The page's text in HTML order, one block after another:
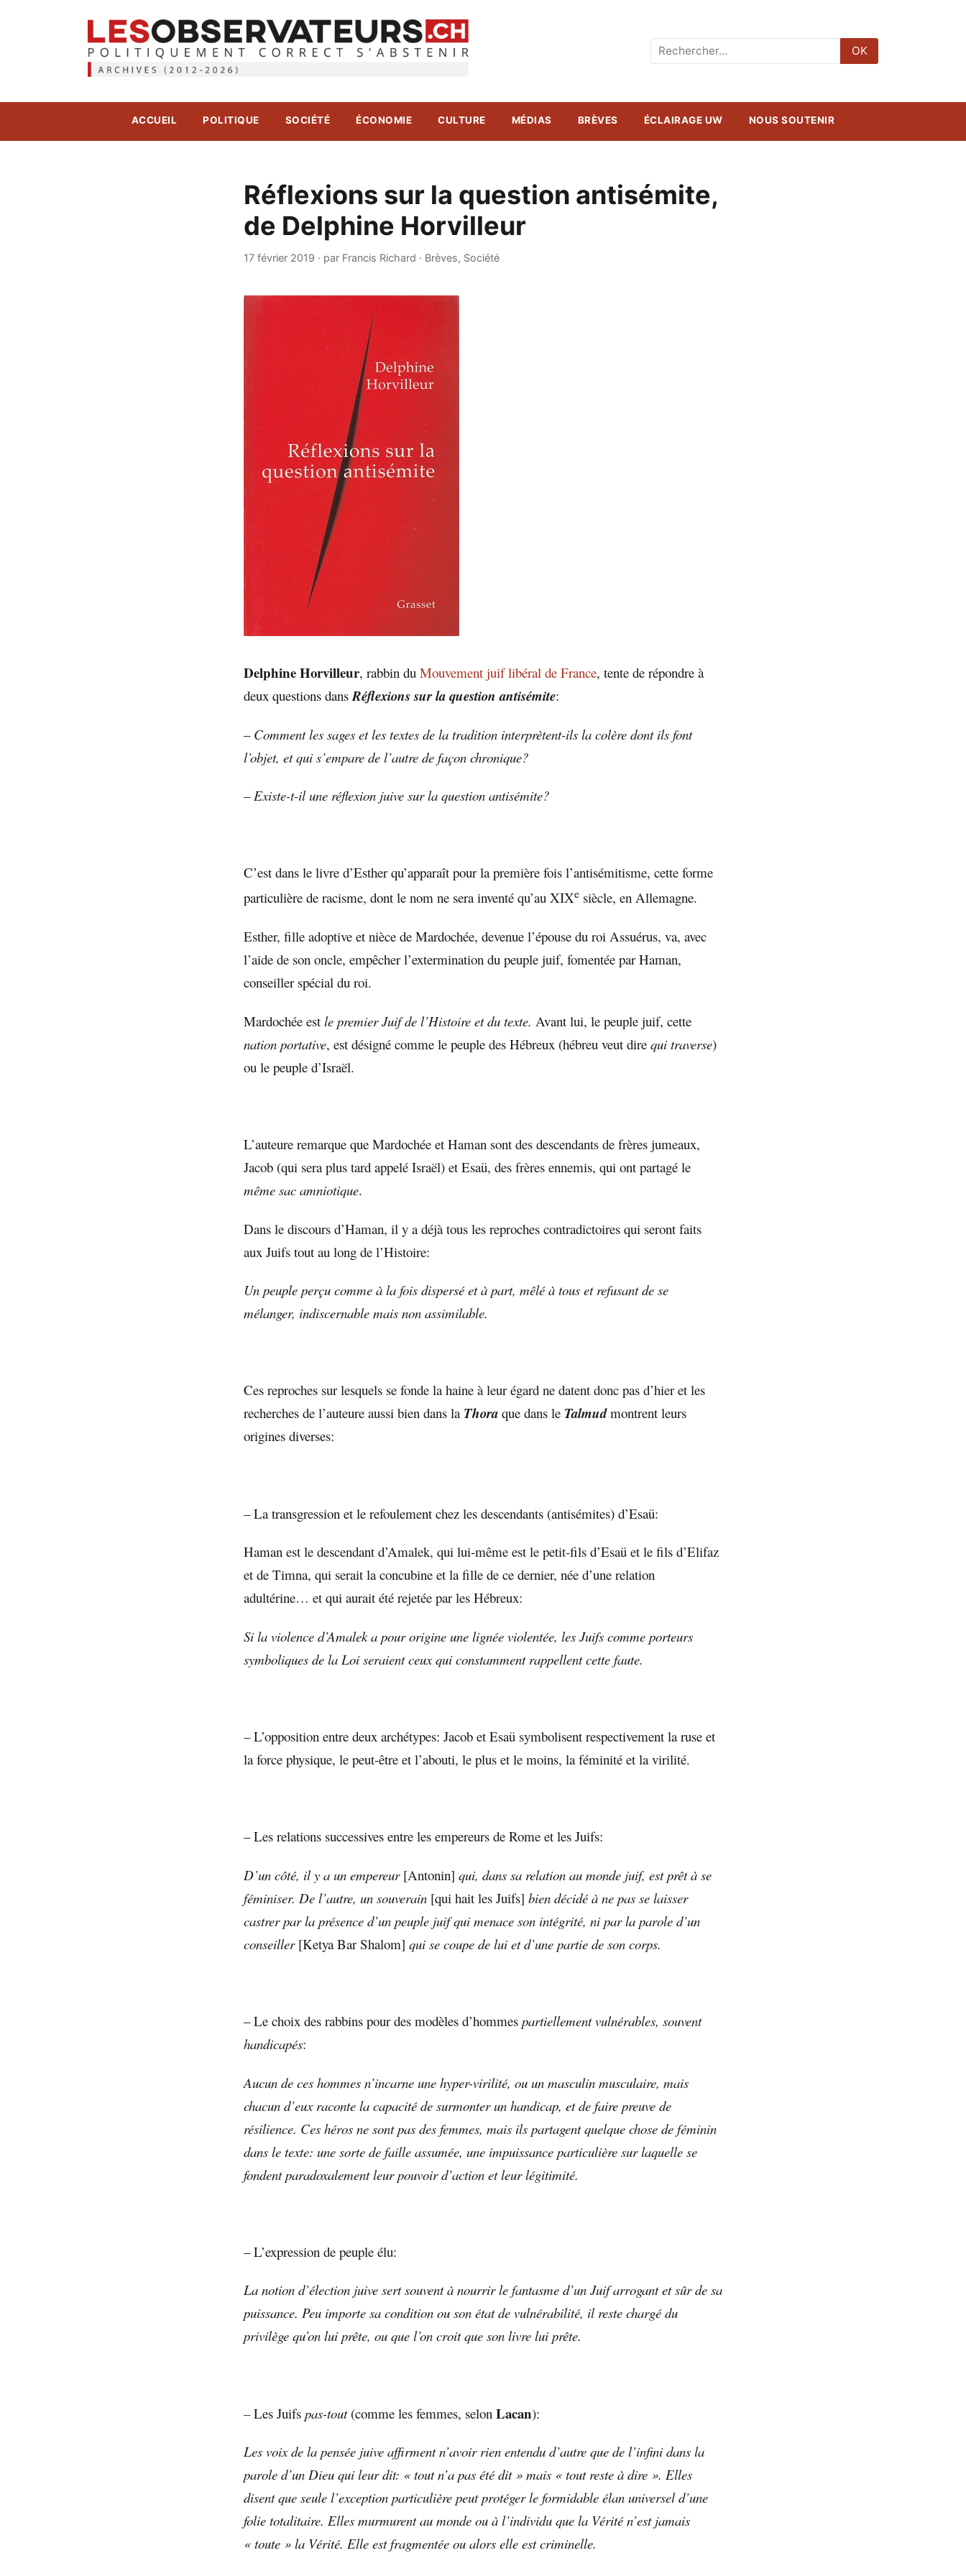
Rechercher
:
OK
ACCUEIL POLITIQUE SOCIÉTÉ ÉCONOMIE CULTURE MÉDIAS BRÈVES ÉCLAIRAGE UW NOUS SOUTENIR
Réflexions sur la question antisémite,
de Delphine Horvilleur
17 février 2019 · par Francis Richard · Brèves, Société
Delphine Horvilleur, rabbin du Mouvement juif libéral de France, tente de répondre à
deux questions dansRéflexions sur la question antisémite:
– Comment les sages et les textes de la tradition interprètent-ils la colère dont ils font
l’objet, et qui s’empare de l’autre de façon chronique?
–Existe-t-il une réflexion juive sur la question antisémite?
C’est dans le livre d’Esther qu’apparaît pour la première fois l’antisémitisme, cette forme
particulière de racisme, dont le nom ne sera inventé qu’au XIXe siècle, en Allemagne.
Esther, fille adoptive et nièce de Mardochée, devenue l’épouse du roi Assuérus, va, avec
l’aide de son oncle, empêcher l’extermination du peuple juif, fomentée par Haman,
conseiller spécial du roi.
Mardochée est le premier Juif de l’Histoire et du texte. Avant lui, le peuple juif, cette
nation portative, est désigné comme le peuple des Hébreux (hébreu veut dire qui traverse)
ou le peuple d’Israël.
L’auteure remarque que Mardochée et Haman sont des descendants de frères jumeaux,
Jacob (qui sera plus tard appelé Israël) et Esaü, des frères ennemis, qui ont partagé le
même sac amniotique.
Dans le discours d’Haman, il y a déjà tous les reproches contradictoires qui seront faits
aux Juifs tout au long de l’Histoire:
Un peuple perçu comme à la fois dispersé et à part, mêlé à tous et refusant de se
mélanger, indiscernable mais non assimilable.
Ces reproches sur lesquels se fonde la haine à leur égard ne datent donc pas d’hier et les
recherches de l’auteure aussi bien dans la Thora que dans le Talmudmontrent leurs
origines diverses:
– La transgression et le refoulement chez les descendants (antisémites) d’Esaü:
Haman est le descendant d’Amalek, qui lui-même est le petit-fils d’Esaü et le fils d’Elifaz
et de Timna, qui serait la concubine et la fille de ce dernier, née d’une relation
adultérine… et qui aurait été rejetée par les Hébreux:
Si la violence d’Amalek a pour origine une lignée violentée, les Juifs comme porteurs
symboliques de la Loi seraient ceux qui constamment rappellent cette faute.
– L’opposition entre deux archétypes: Jacob et Esaü symbolisent respectivement la ruse et
la force physique, le peut-être et l’abouti, le plus et le moins, la féminité et la virilité.
– Les relations successives entre les empereurs de Rome et les Juifs:
D’un côté, il y a un empereur [Antonin] qui, dans sa relation au monde juif, est prêt à se
féminiser. De l’autre, un souverain [qui hait les Juifs] bien décidé à ne pas se laisser
castrer par la présence d’un peuple juif qui menace son intégrité, ni par la parole d’un
conseiller [Ketya Bar Shalom] qui se coupe de lui et d’une partie de son corps.
– Le choix des rabbins pour des modèles d’hommes partiellement vulnérables, souvent
handicapés:
Aucun de ces hommes n’incarne une hyper-virilité, ou un masculin musculaire, mais
chacun d’eux raconte la capacité de surmonter un handicap, et de faire preuve de
résilience. Ces héros ne sont pas des femmes, mais ils partagent quelque chose de féminin
dans le texte: une sorte de faille assumée, une impuissance particulière sur laquelle se
fondent paradoxalement leur pouvoir d’action et leur légitimité.
– L’expression de peuple élu:
La notion d’élection juive sert souvent à nourrir le fantasme d’un Juif arrogant et sûr de sa
puissance. Peu importe sa condition ou son état de vulnérabilité, il reste chargé du
privilège qu’on lui prête, ou que l’on croit que son livre lui prête.
–Les Juifs pas-tout (comme les femmes, selon Lacan):
Les voix de la pensée juive affirment n’avoir rien entendu d’autre que de l’infini dans la
parole d’un Dieu qui leur dit: « tout n’a pas été dit » mais « tout reste à dire ». Elles
disent que seule l’exception particulière peut protéger le formidable élan universel d’une
folie totalitaire. Elles murmurent au monde ou à l’individu que la Vérité n’est jamais
« toute » la Vérité. Elle est fragmentée ou alors elle est criminelle.